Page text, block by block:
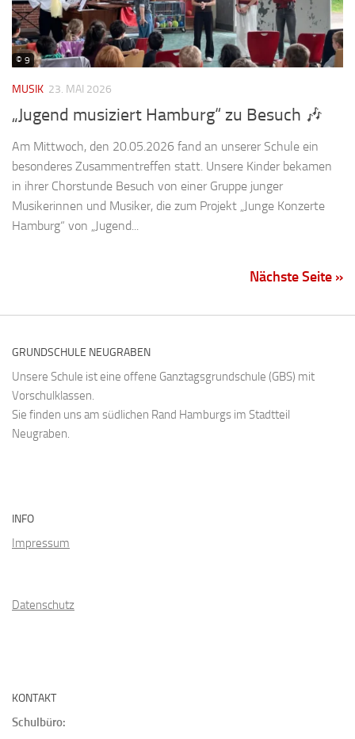
© 9
MUSIK 23. MAI 2026
„Jugend musiziert Hamburg“ zu Besuch 🎶
Am Mittwoch, den 20.05.2026 fand an unserer Schule ein
besonderes Zusammentreffen statt. Unsere Kinder bekamen
in ihrer Chorstunde Besuch von einer Gruppe junger
Musikerinnen und Musiker, die zum Projekt „Junge Konzerte
Hamburg“ von „Jugend...
Nächste Seite »
GRUNDSCHULE NEUGRABEN
Unsere Schule ist eine offene Ganztagsgrundschule (GBS) mit
Vorschulklassen.
Sie finden uns am südlichen Rand Hamburgs im Stadtteil
Neugraben.
INFO
Impressum
Datenschutz
KONTAKT
Schulbüro: